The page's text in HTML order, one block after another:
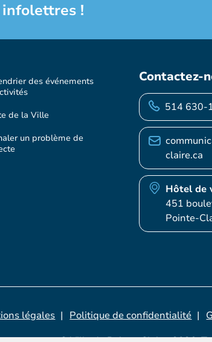
infolettres !
des événements
de la Ville
un problème de
Contactez-
514 630-
claire.ca
Hôtel de
451
Pointe-
légales Politique de confidentialité